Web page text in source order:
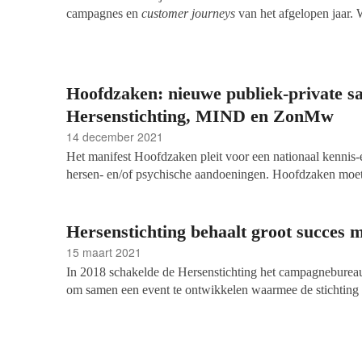
campagnes en customer journeys van het afgelopen jaar.
duurzame relaties met donateurs.
Hoofdzaken: nieuwe publiek-private
Hersenstichting, MIND en ZonMw
14 december 2021
Het manifest Hoofdzaken pleit voor een nationaal
hersen- en/of psychische aandoeningen. Hoofdzaken
Fondsenwerving, sprak de drie initiatiefnemers: Henk
ZonMw en de onafhankelijk voorzitter van Hoofdzaken,
MIND. Volgens Henk Smid, de voorzitter van
private samenwerking. Het multidisciplinaire programma
Hersenstichting behaalt groot succes
15 maart 2021
In 2018 schakelde de Hersenstichting het
om samen een event te ontwikkelen waarmee de